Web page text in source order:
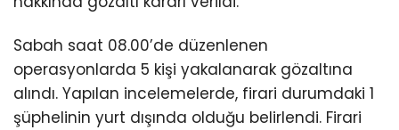
Sabah saat 08.00’de düzenlenen
operasyonlarda 5 kişi yakalanarak gözaltına
alındı. Yapılan incelemelerde, firari durumdaki 1
şüphelinin yurt dışında olduğu belirlendi. Firari